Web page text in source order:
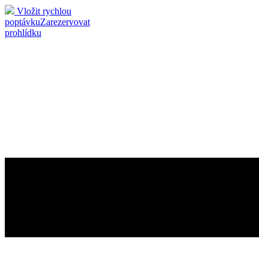
Vložit rychlou
poptávkuZarezervovat
prohlídku